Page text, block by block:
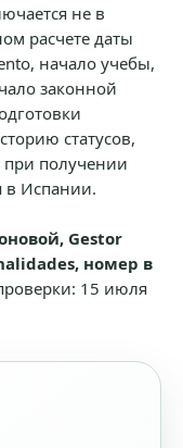
не в
расчете даты
начало учебы,
законной
статусов,
получении
в Испании.
Gestor
номер в
15 июля